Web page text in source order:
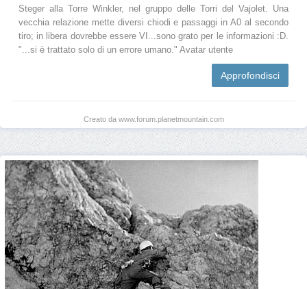
Steger alla Torre Winkler, nel gruppo delle Torri del Vajolet. Una
vecchia relazione mette diversi chiodi e passaggi in A0 al secondo
tiro; in libera dovrebbe essere VI...sono grato per le informazioni :D.
"...si è trattato solo di un errore umano." Avatar utente
Approfondisci
Creato da www.forum.planetmountain.com